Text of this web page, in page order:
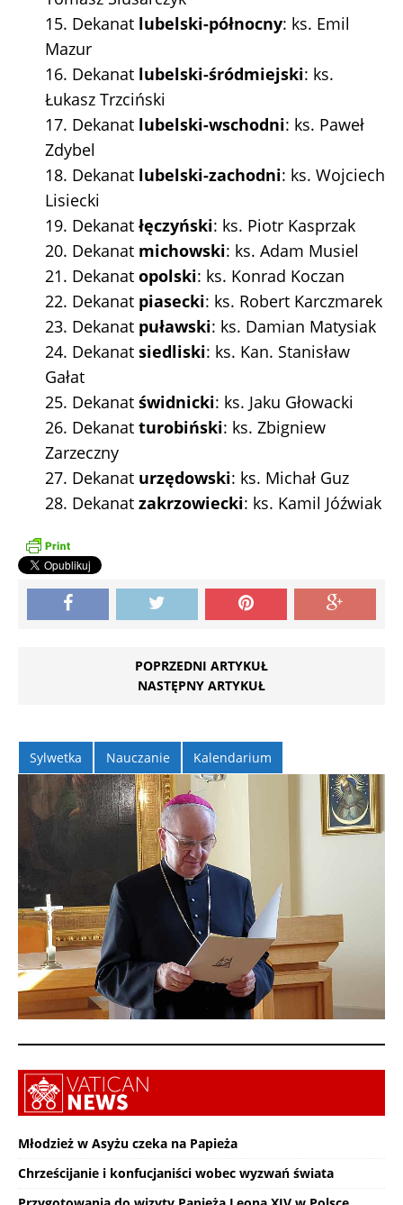
15. Dekanat lubelski-północny: ks. Emil
Mazur
16. Dekanat lubelski-śródmiejski: ks.
Łukasz Trzciński
17. Dekanat lubelski-wschodni: ks. Paweł
Zdybel
18. Dekanat lubelski-zachodni: ks. Wojciech
Lisiecki
19. Dekanat łęczyński: ks. Piotr Kasprzak
20. Dekanat michowski: ks. Adam Musiel
21. Dekanat opolski: ks. Konrad Koczan
22. Dekanat piasecki: ks. Robert Karczmarek
23. Dekanat puławski: ks. Damian Matysiak
24. Dekanat siedliski: ks. Kan. Stanisław
Gałat
25. Dekanat świdnicki: ks. Jaku Głowacki
26. Dekanat turobiński: ks. Zbigniew
Zarzeczny
27. Dekanat urzędowski: ks. Michał Guz
28. Dekanat zakrzowiecki: ks. Kamil Jóźwiak
POPRZEDNI ARTYKUŁ
NASTĘPNY ARTYKUŁ
Sylwetka Nauczanie Kalendarium
Młodzież w Asyżu czeka na Papieża
Chrześcijanie i konfucjaniści wobec wyzwań świata